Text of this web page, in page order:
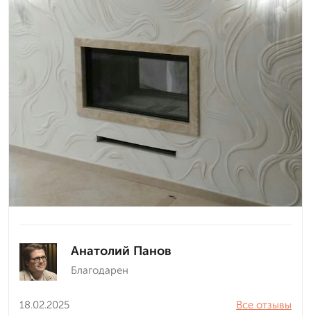
Анатолий Панов
Благодарен
18.02.2025
Все отзывы